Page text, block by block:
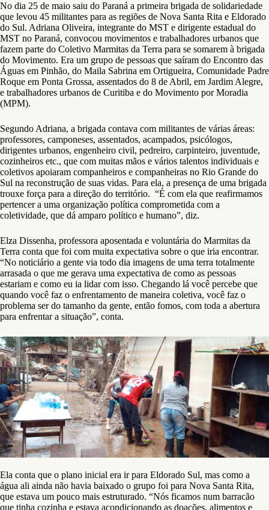
No dia 25 de maio saiu do Paraná a primeira brigada de solidariedade
que levou 45 militantes para as regiões de Nova Santa Rita e Eldorado
do Sul. Adriana Oliveira, integrante do MST e dirigente estadual do
MST no Paraná, convocou movimentos e trabalhadores urbanos que
fazem parte do Coletivo Marmitas da Terra para se somarem à brigada
do Movimento. Era um grupo de pessoas que saíram do Encontro das
Águas em Pinhão, do Maila Sabrina em Ortigueira, Comunidade Padre
Roque em Ponta Grossa, assentados do 8 de Abril, em Jardim Alegre,
e trabalhadores urbanos de Curitiba e do Movimento por Moradia
(MPM).
Segundo Adriana, a brigada contava com militantes de várias áreas:
professores, camponeses, assentados, acampados, psicólogos,
dirigentes urbanos, engenheiro civil, pedreiro, carpinteiro, juventude,
cozinheiros etc., que com muitas mãos e vários talentos individuais e
coletivos apoiaram companheiros e companheiras no Rio Grande do
Sul na reconstrução de suas vidas. Para ela, a presença de uma brigada
trouxe força para a direção do território. “É com ela que reafirmamos
pertencer a uma organização política comprometida com a
coletividade, que dá amparo político e humano”, diz.
Elza Dissenha, professora aposentada e voluntária do Marmitas da
Terra conta que foi com muita expectativa sobre o que iria encontrar.
“No noticiário a gente via todo dia imagens de uma terra totalmente
arrasada o que me gerava uma expectativa de como as pessoas
estariam e como eu ia lidar com isso. Chegando lá você percebe que
quando você faz o enfrentamento de maneira coletiva, você faz o
problema ser do tamanho da gente, então fomos, com toda a abertura
para enfrentar a situação”, conta.
Ela conta que o plano inicial era ir para Eldorado Sul, mas como a
água ali ainda não havia baixado o grupo foi para Nova Santa Rita,
que estava um pouco mais estruturado. “Nós ficamos num barracão
que tinha cozinha e estava acondicionando as doações, alimentos e